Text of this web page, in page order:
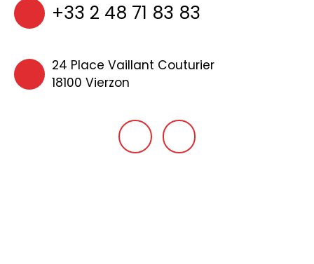
+33 2 48 71 83 83
24 Place Vaillant Couturier
18100 Vierzon